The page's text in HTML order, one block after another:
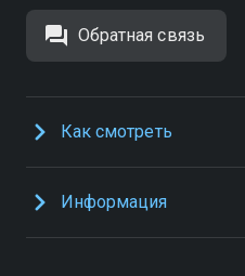
Обратная связь
Как смотреть
Информация